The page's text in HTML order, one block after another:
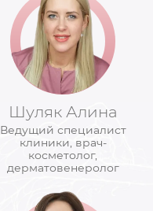
Шуляк Алина
Ведущий специалист
клиники, врач-
косметолог,
дерматовенеролог